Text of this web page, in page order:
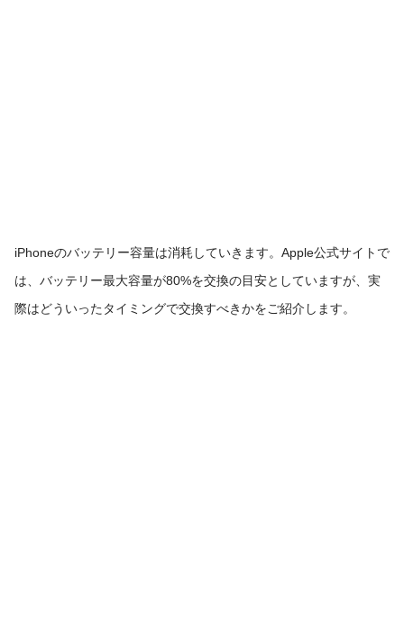
iPhoneのバッテリー容量は消耗していきます。Apple公式サイトで
は、バッテリー最大容量が80%を交換の目安としていますが、実
際はどういったタイミングで交換すべきかをご紹介します。